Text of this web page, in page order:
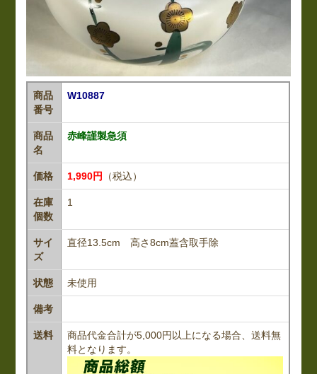
商品
番号
W10887
商品
名
赤峰謹製急須
価格 1,990円 （税込）
在庫
個数
1
サイ
ズ
直径13.5cm 高さ8cm蓋含取手除
状態 未使用
備考
送料
商品代金合計が5,000円以上になる場合、送料無
料となります。